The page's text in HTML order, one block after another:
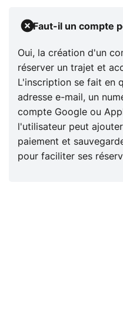
Faut-il un compte
Oui, la création d'un
réserver un trajet et
L'inscription se fait en
adresse e-mail, un
compte Google ou
l'utilisateur peut
paiement et
pour faciliter ses